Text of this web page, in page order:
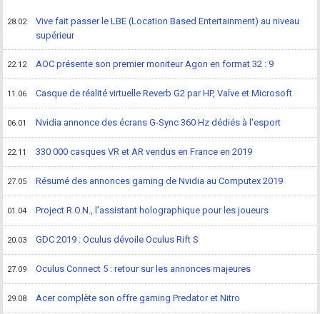
28.02
Vive fait passer le LBE (Location Based Entertainment) au niveau
supérieur
22.12 AOC présente son premier moniteur Agon en format 32 : 9
11.06 Casque de réalité virtuelle Reverb G2 par HP, Valve et Microsoft
06.01 Nvidia annonce des écrans G-Sync 360 Hz dédiés à l'esport
22.11 330 000 casques VR et AR vendus en France en 2019
27.05 Résumé des annonces gaming de Nvidia au Computex 2019
01.04 Project R.O.N., l'assistant holographique pour les joueurs
20.03 GDC 2019 : Oculus dévoile Oculus Rift S
27.09 Oculus Connect 5 : retour sur les annonces majeures
29.08 Acer complète son offre gaming Predator et Nitro